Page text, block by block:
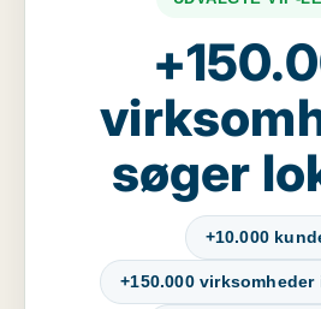
søger
+10.000
+150.000 virksomheder